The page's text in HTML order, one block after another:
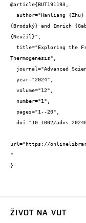
@article{BUT191193,
{Brodský} and Imrich
{Neužil}",
Thermogenesis",
url="https://
"
}
ŽIVOT NA VUT